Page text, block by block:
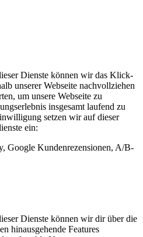
Dienste können wir das Klick-
unserer Webseite nachvollziehen
um unsere Webseite zu
insgesamt laufend zu
setzen wir auf dieser
ein:
Google Kundenrezensionen, A/B-
Dienste können wir dir über die
hinausgehende Features